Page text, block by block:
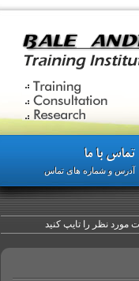
با ما
و شماره های تماس